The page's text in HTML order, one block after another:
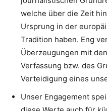
welche über die Zeit
Ursprung in der
Tradition haben. Eng
Überzeugungen mit
Verfassung bzw. des
Verteidigung eines
Unser Engagement